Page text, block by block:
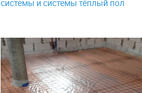
системы и системы тёплый пол